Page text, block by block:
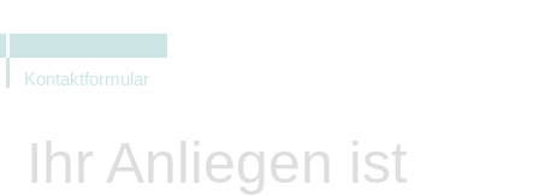
Kontaktformular
Ihr Anliegen ist